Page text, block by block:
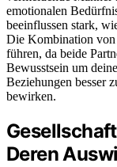
emotionalen
beeinflussen stark,
Die Kombination
führen, da beide
Bewusstsein um
Beziehungen besser
bewirken.
Deren